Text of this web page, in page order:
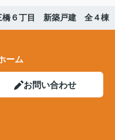
橋６丁目 新築戸建 全４棟
ーム
お問い合わせ